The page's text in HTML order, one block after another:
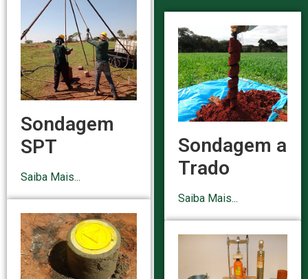
Sondagem
SPT
Saiba Mais...
Sondagem a
Trado
Saiba Mais...